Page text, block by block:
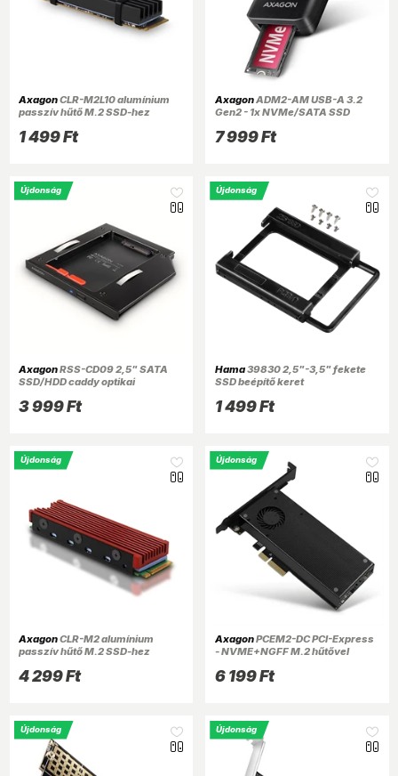
AxagonCLR-M2L10 alumínium
passzív hűtő M.2 SSD-hez
1 499 Ft
AxagonADM2-AM USB-A 3.2
Gen2 - 1x NVMe/SATA SSD
7 999 Ft
Újdonság
AxagonRSS-CD09 2,5" SATA
SSD/HDD caddy optikai
3 999 Ft
Újdonság
Hama39830 2,5"-3,5" fekete
SSD beépítő keret
1 499 Ft
Újdonság
AxagonCLR-M2 alumínium
passzív hűtő M.2 SSD-hez
4 299 Ft
Újdonság
AxagonPCEM2-DC PCI-Express
- NVME+NGFF M.2 hűtővel
6 199 Ft
Újdonság Újdonság